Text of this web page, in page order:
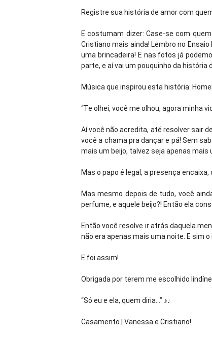
Registre sua história de amor com
E costumam dizer: Case-se com
Cristiano mais ainda! Lembro no
uma brincadeira! E nas fotos já
parte, e aí vai um pouquinho da história
Música que inspirou esta história:
“Te olhei, você me olhou, agora minha
Aí você não acredita, até resolver sair
você a chama pra dançar e pá! Sem
mais um beijo, talvez seja apenas mais
Mas o papo é legal, a presença
Mas mesmo depois de tudo, você
perfume, e aquele beijo?! Então ela
Então você resolve ir atrás daquela
não era apenas mais uma noite. E sim
E foi assim!
Obrigada por terem me escolhido
“Só eu e ela, quem diria...” ♪♩
Casamento | Vanessa e Cristiano!